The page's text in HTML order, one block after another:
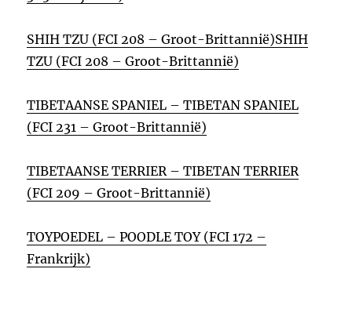
SHIH TZU (FCI 208 – Groot-Brittannië)SHIH
TZU (FCI 208 – Groot-Brittannië)
TIBETAANSE SPANIEL – TIBETAN SPANIEL
(FCI 231 – Groot-Brittannië)
TIBETAANSE TERRIER – TIBETAN TERRIER
(FCI 209 – Groot-Brittannië)
TOYPOEDEL – POODLE TOY (FCI 172 –
Frankrijk)